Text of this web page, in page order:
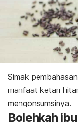
Simak
manfaat ketan
mengonsumsinya.
Bolehkah